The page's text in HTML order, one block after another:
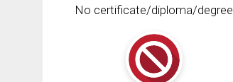
No certificate/diploma/degree